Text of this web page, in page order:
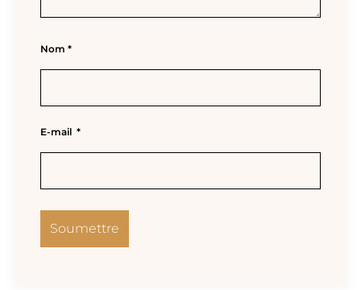
Nom *
E-mail *